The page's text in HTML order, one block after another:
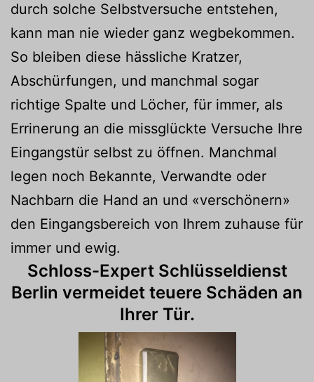
durch solche Selbstversuche entstehen,
kann man nie wieder ganz wegbekommen.
So bleiben diese hässliche Kratzer,
Abschürfungen, und manchmal sogar
richtige Spalte und Löcher, für immer, als
Errinerung an die missglückte Versuche Ihre
Eingangstür selbst zu öffnen. Manchmal
legen noch Bekannte, Verwandte oder
Nachbarn die Hand an und «verschönern»
den Eingangsbereich von Ihrem zuhause für
immer und ewig.
Schloss-Expert Schlüsseldienst
Berlin vermeidet teuere Schäden an
Ihrer Tür.